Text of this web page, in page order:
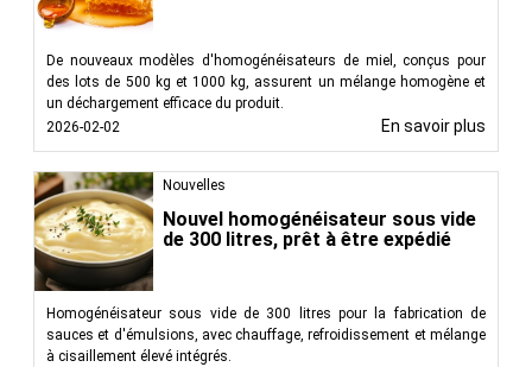
De nouveaux modèles d'homogénéisateurs de miel, conçus pour
des lots de 500 kg et 1000 kg, assurent un mélange homogène et
un déchargement efficace du produit.
2026-02-02
En savoir plus
Nouvelles
Nouvel homogénéisateur sous vide
de 300 litres, prêt à être expédié
Homogénéisateur sous vide de 300 litres pour la fabrication de
sauces et d'émulsions, avec chauffage, refroidissement et mélange
à cisaillement élevé intégrés.